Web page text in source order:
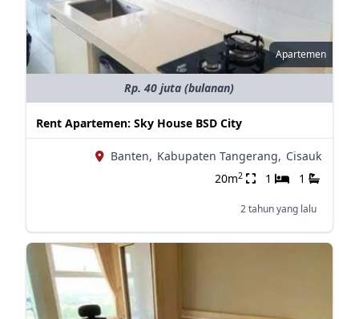
Apartemen
Rp. 40 juta (bulanan)
Rent Apartemen: Sky House BSD City
Banten, Kabupaten Tangerang, Cisauk
20m2 1 1
2 tahun yang lalu